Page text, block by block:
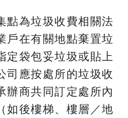
點為垃圾收費相關法
戶在有關地點棄置垃
定袋包妥垃圾或貼上
司應按處所的垃圾收
辦商共同訂定處所內
如後樓梯、樓層／地